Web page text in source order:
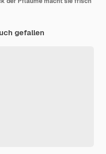
gefallen